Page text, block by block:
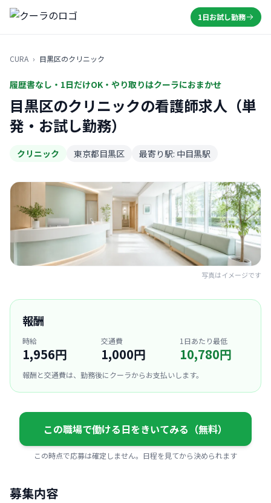
1日お試し勤務
CURA › 目黒区のクリニック
履歴書なし・1日だけOK・やり取りはクーラにおまかせ
目黒区のクリニックの看護師求人（単
発・お試し勤務）
クリニック 東京都目黒区 最寄り駅: 中目黒駅
写真はイメージです
報酬
時給
1,956円
交通費
1,000円
1日あたり最低
10,780円
報酬と交通費は、勤務後にクーラからお支払いします。
この職場で働ける日をきいてみる（無料）
この時点で応募は確定しません。日程を見てから決められます
募集内容